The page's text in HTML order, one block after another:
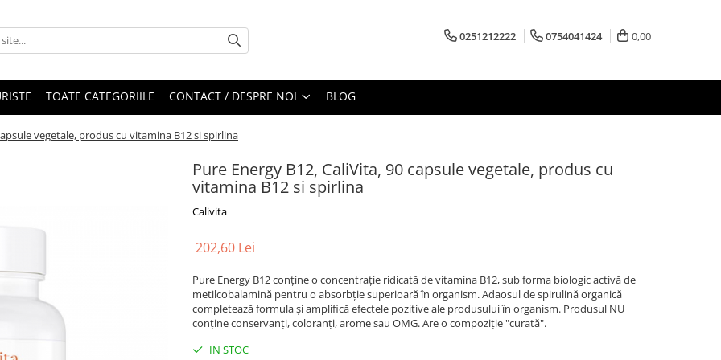
0251212222 0754041424 0,00
TOATE CATEGORIILE CONTACT / DESPRE NOI BLOG
vegetale, produs cu vitamina B12 si spirlina
Pure Energy B12, CaliVita, 90 capsule vegetale, produs cu
vitamina B12 si spirlina
Calivita
202,60 Lei
Pure Energy B12 conţine o concentraţie ridicată de vitamina B12, sub forma biologic activă de
metilcobalamină pentru o absorbţie superioară în organism. Adaosul de spirulină organică
completează formula şi amplifică efectele pozitive ale produsului în organism. Produsul NU
conține conservanți, coloranți, arome sau OMG. Are o compoziţie "curată".
IN STOC